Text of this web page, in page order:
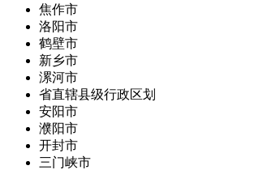
焦作市
洛阳市
鹤壁市
新乡市
漯河市
省直辖县级行政区划
安阳市
濮阳市
开封市
三门峡市